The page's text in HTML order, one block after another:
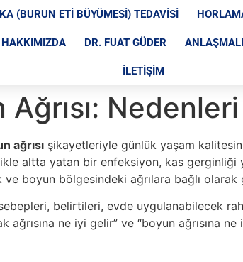
(BURUN ETI BÜYÜMESI) TEDAVISI
HAKKIMIZDA DR. FUAT GÜDER
İLETIŞIM
ağrısı şikayetleriyle günlük yaşam
altta yatan bir enfeksiyon, kas
ve boyun bölgesindeki ağrılara bağlı
belirtileri, evde uygulanabilecek
ağrısına ne iyi gelir” ve “boyun ağrısına